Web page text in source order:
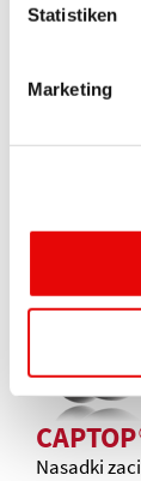
Statistiken
Marketing
CAPTOP
CAPTOP
Nasadki